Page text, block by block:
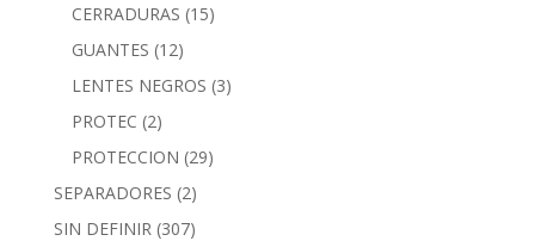
CERRADURAS (15)
GUANTES (12)
LENTES NEGROS (3)
PROTEC (2)
PROTECCION (29)
SEPARADORES (2)
SIN DEFINIR (307)